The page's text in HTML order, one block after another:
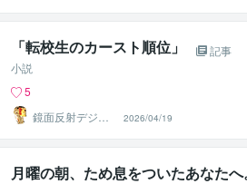
「転校生のカースト順位」
記事
小説
5
鏡面反射デジタ
ルアート製作所
（鈴木穣）
2026/04/19
月曜の朝、ため息をついたあなたへ